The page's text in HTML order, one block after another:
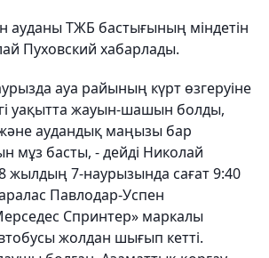
ауданы ТЖБ бастығының міндетін
Пуховский хабарлады.
ауа райының күрт өзгеруіне
уақытта жауын-шашын болды,
аудандық маңызы бар
мұз басты, - дейді Николай
жылдың 7-наурызында сағат 9:40
Павлодар-Успен
Спринтер» маркалы
жолдан шығып кетті.